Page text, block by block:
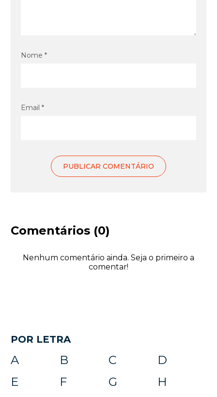
Nome *
Email *
Comentários (0)
Nenhum comentário ainda. Seja o primeiro a
comentar!
POR LETRA
A B C
D
E
F G
H